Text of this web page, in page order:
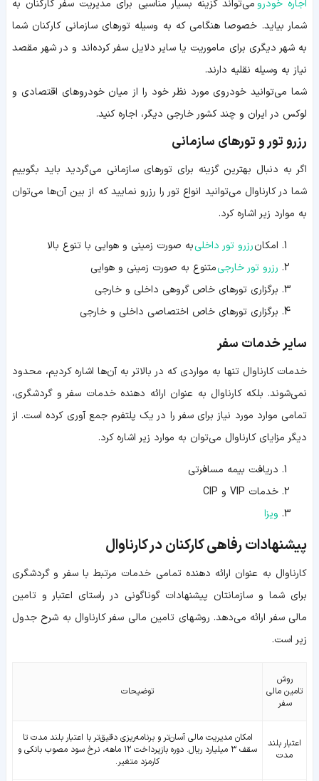
اجاره خودرو می‌تواند گزینه بسیار مناسبی برای مدیریت سفر کارکنان به
شمار بیاید. خصوصا هنگامی که به وسیله تورهای سازمانی کارکنان شما
به شهر دیگری برای ماموریت یا سایر دلایل سفر کرده‌اند و در شهر مقصد
نیاز به وسیله نقلیه دارند.
شما می‌توانید خودروی مورد نظر خود را از میان خودروهای اقتصادی و
لوکس در ایران و چند کشور خارجی دیگر، اجاره کنید.
رزرو تور و تورهای سازمانی
اگر به دنبال بهترین گزینه برای تورهای سازمانی می‌گردید باید بگوییم
شما در کارناوال می‌توانید انواع تور را رزرو نمایید که از بین آن‌ها می‌توان
به موارد زیر اشاره کرد.
امکانرزرو تور داخلیبه صورت زمینی و هوایی با تنوع بالا
رزرو تور خارجیمتنوع به صورت زمینی و هوایی
برگزاری تورهای خاص گروهی داخلی و خارجی
برگزاری تورهای خاص اختصاصی داخلی و خارجی
سایر خدمات سفر
خدمات کارناوال تنها به مواردی که در بالاتر به آن‌ها اشاره کردیم، محدود
نمی‌شوند. بلکه کارناوال به عنوان ارائه دهنده خدمات سفر و گردشگری،
تمامی موارد مورد نیاز برای سفر را در یک پلتفرم جمع آوری کرده است. از
دیگر مزایای کارناوال می‌توان به موارد زیر اشاره کرد.
دریافت بیمه مسافرتی
خدمات VIP و CIP
ویزا
پیشنهادات رفاهی کارکنان در کارناوال
کارناوال به عنوان ارائه دهنده تمامی خدمات مرتبط با سفر و گردشگری
برای شما و سازمانتان پیشنهادات گوناگونی در راستای اعتبار و تامین
مالی سفر ارائه می‌دهد. روشهای تامین مالی سفر کارناوال به شرح جدول
زیر است.
روش
تامین مالی
سفر
توضیحات
اعتبار بلند
مدت
امکان مدیریت مالی آسان‌تر و برنامه‌ریزی دقیق‌تر با اعتبار بلند مدت تا
سقف ۳ میلیارد ریال. دوره بازپرداخت ۱۲ ماهه، نرخ سود مصوب بانکی و
کارمزد متغیر.